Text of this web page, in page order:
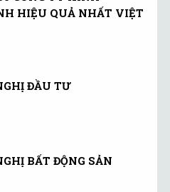
HIỆU QUẢ NHẤT VIỆT
ĐẦU TƯ
BẤT ĐỘNG SẢN